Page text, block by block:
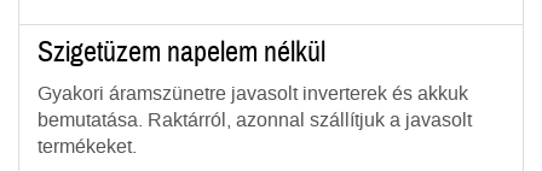
Szigetüzem napelem nélkül
Gyakori áramszünetre javasolt inverterek és akkuk
bemutatása. Raktárról, azonnal szállítjuk a javasolt
termékeket.